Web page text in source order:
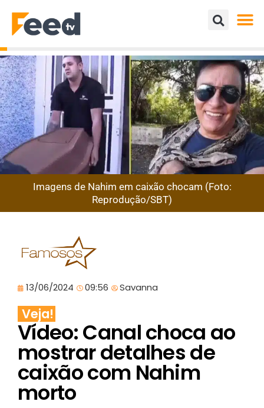
Imagens de Nahim em caixão chocam (Foto:
Reprodução/SBT)
13/06/2024 09:56 Savanna
Veja!
Vídeo: Canal choca ao
mostrar detalhes de
caixão com Nahim
morto